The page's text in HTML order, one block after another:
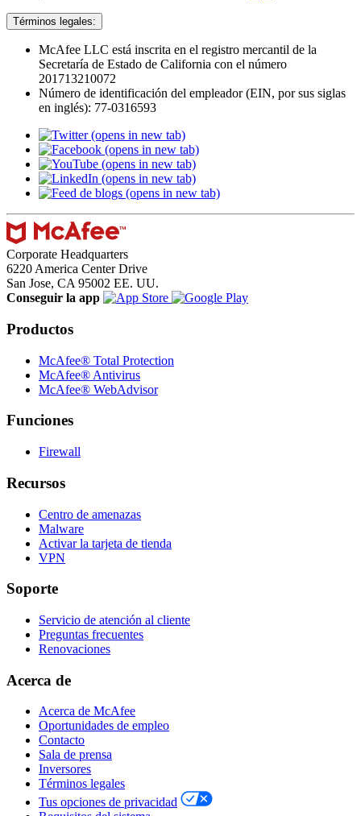
Términos legales:​
McAfee LLC está inscrita en el registro mercantil de la
Secretaría de Estado de California con el número
201713210072​
Número de identificación del empleador (EIN, por sus siglas
en inglés): 77-0316593
(opens in new tab)
(opens in new tab)
(opens in new tab)
(opens in new tab)
(opens in new tab)
Corporate Headquarters
6220 America Center Drive
San Jose, CA 95002 EE. UU.
Conseguir la app
Productos
McAfee® Total Protection
McAfee® Antivirus
McAfee® WebAdvisor
Funciones
Firewall
Recursos
Centro de amenazas
Malware
Activar la tarjeta de tienda
VPN
Soporte
Servicio de atención al cliente
Preguntas frecuentes
Renovaciones
Acerca de
Acerca de McAfee
Oportunidades de empleo
Contacto
Sala de prensa
Inversores
Términos legales
Tus opciones de privacidad